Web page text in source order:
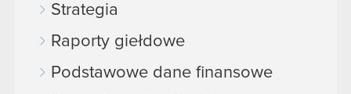
Strategia
Raporty giełdowe
Podstawowe dane finansowe